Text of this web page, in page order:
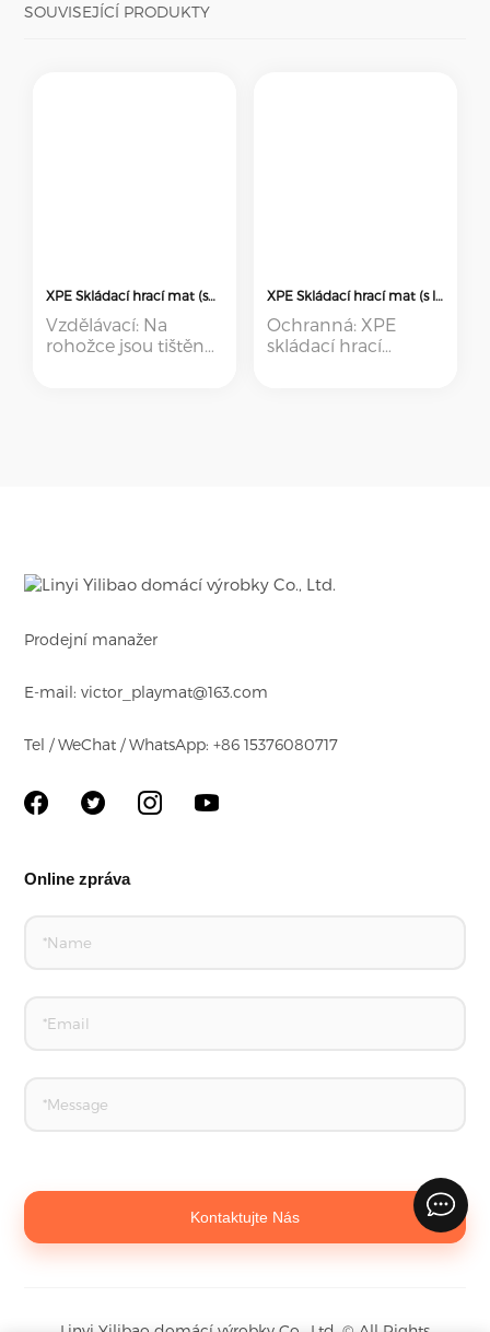
SOUVISEJÍCÍ PRODUKTY
XPE Skládací hrací mat (se šicí hranou)
Vzdělávací: Na
rohožce jsou tištěny
XPE Skládací hrací mat (s lisovaným okrajem)
Ochranná: XPE
skládací hrací
Prodejní manažer
E-mail: victor_playmat@163.com
Tel / WeChat / WhatsApp: +86 15376080717
Online zpráva
Kontaktujte Nás